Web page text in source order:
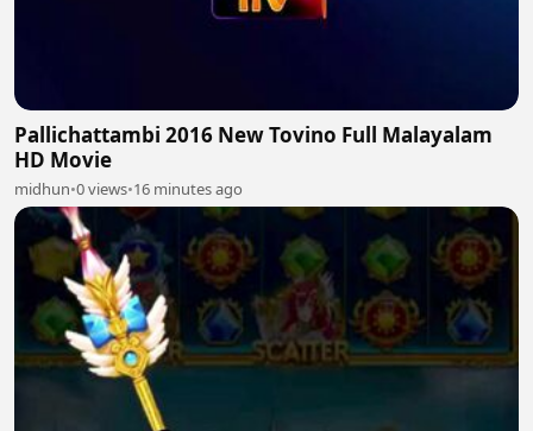
Pallichattambi 2016 New Tovino Full Malayalam
HD Movie
midhun•0 views•16 minutes ago